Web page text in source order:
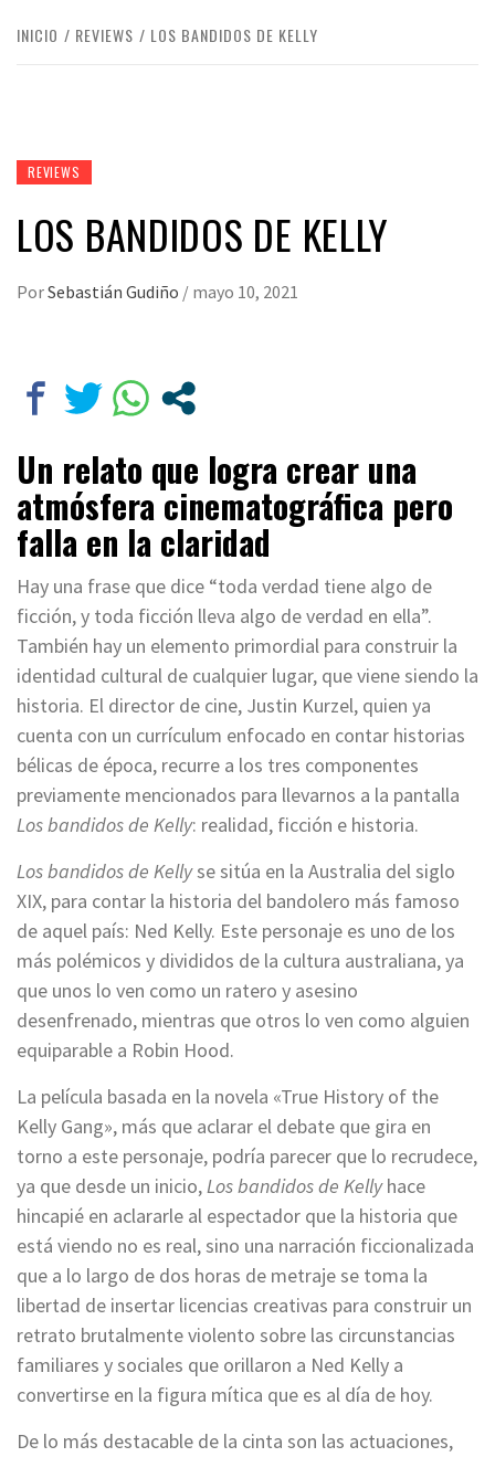
INICIO REVIEWS LOS BANDIDOS DE KELLY
REVIEWS
LOS BANDIDOS DE KELLY
PorSebastián Gudiño / mayo 10, 2021
Un relato que logra crear una
atmósfera cinematográfica pero
falla en la claridad
Hay una frase que dice “toda verdad tiene algo de
ficción, y toda ficción lleva algo de verdad en ella”.
También hay un elemento primordial para construir la
identidad cultural de cualquier lugar, que viene siendo la
historia. El director de cine, Justin Kurzel, quien ya
cuenta con un currículum enfocado en contar historias
bélicas de época, recurre a los tres componentes
previamente mencionados para llevarnos a la pantalla
Los bandidos de Kelly: realidad, ficción e historia.
Los bandidos de Kellyse sitúa en la Australia del siglo
XIX, para contar la historia del bandolero más famoso
de aquel país: Ned Kelly. Este personaje es uno de los
más polémicos y divididos de la cultura australiana, ya
que unos lo ven como un ratero y asesino
desenfrenado, mientras que otros lo ven como alguien
equiparable a Robin Hood.
La película basada en la novela «True History of the
Kelly Gang», más que aclarar el debate que gira en
torno a este personaje, podría parecer que lo recrudece,
ya que desde un inicio,Los bandidos de Kellyhace
hincapié en aclararle al espectador que la historia que
está viendo no es real, sino una narración ficcionalizada
que a lo largo de dos horas de metraje se toma la
libertad de insertar licencias creativas para construir un
retrato brutalmente violento sobre las circunstancias
familiares y sociales que orillaron a Ned Kelly a
convertirse en la figura mítica que es al día de hoy.
De lo más destacable de la cinta son las actuaciones,